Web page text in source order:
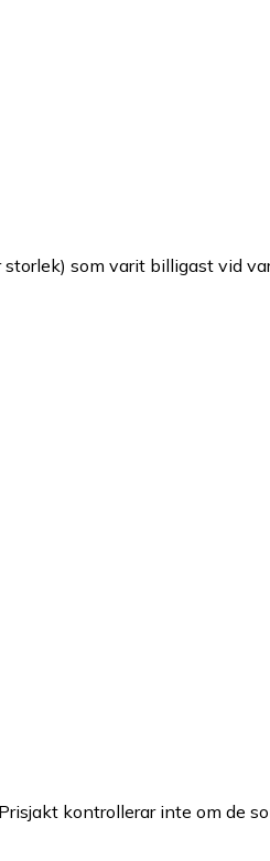
som varit billigast vid
kontrollerar inte om de